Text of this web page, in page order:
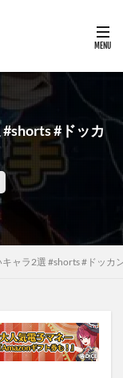
#ドッカ
ャラ2選 #shorts #ドッカ